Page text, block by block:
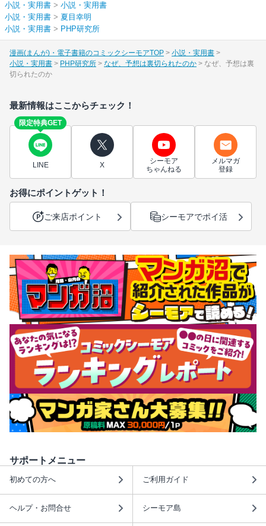
小説・実用書 > 小説・実用書
小説・実用書 > 夏目幸明
小説・実用書 > PHP研究所
漫画(まんが)・電子書籍のコミックシーモアTOP
小説・実用書
小説・実用書
PHP研究所 なぜ、予想は裏切られたのか
なぜ、予想は裏
切られたのか
最新情報はここからチェック！
限定特典GET
LINE X
シーモア
ちゃんねる
メルマガ
登録
お得にポイントゲット！
ご来店ポイント シーモアでポイ活
サポートメニュー
初めての方へ ご利用ガイド
ヘルプ・お問合せ シーモア島